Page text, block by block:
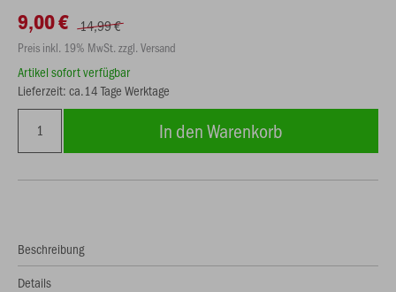
9,00 € 14,99 €
Preis inkl. 19% MwSt. zzgl. Versand
Artikel sofort verfügbar
Lieferzeit: ca.14 Tage Werktage
In den Warenkorb
Beschreibung
Details